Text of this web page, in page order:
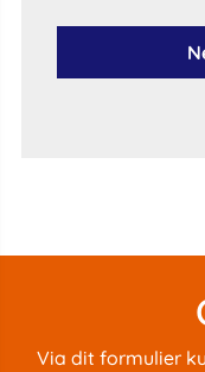
Via dit formulier